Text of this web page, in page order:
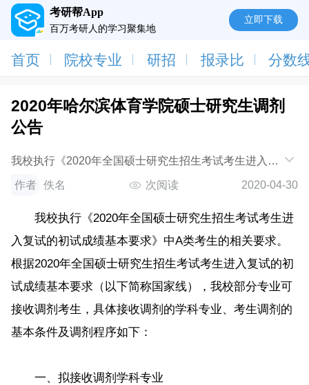
考研帮App
百万考研人的学习聚集地
立即下载
首页 院校专业 研招 报录比 分数
2020年哈尔滨体育学院硕士研究生调剂
公告
我校执行《2020年全国硕士研究生招生考试考生进入复
试的初试成绩基本要求》中A类考生的相关要求。根据
2020年全国硕士研究生招生考试考生进入复试
作者 佚名 次阅读 2020-04-30
我校执行《2020年全国硕士研究生招生考试考生进
入复试的初试成绩基本要求》中A类考生的相关要求。
根据2020年全国硕士研究生招生考试考生进入复试的初
试成绩基本要求（以下简称国家线），我校部分专业可
接收调剂考生，具体接收调剂的学科专业、考生调剂的
基本条件及调剂程序如下：
一、拟接收调剂学科专业